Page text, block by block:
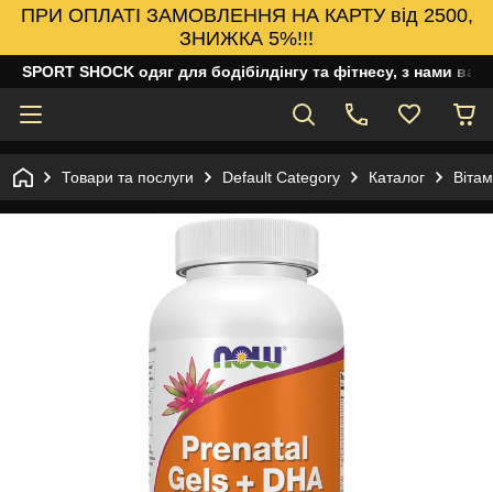
ПРИ ОПЛАТІ ЗАМОВЛЕННЯ НА КАРТУ від 2500,
ЗНИЖКА 5%!!!
SPORT SHOCK одяг для бодібілдінгу та фітнесу, з нами
Товари та послуги Default Category Каталог